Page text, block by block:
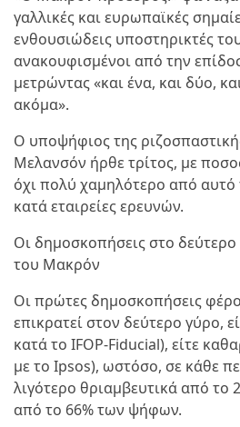
γαλλικές και ευρωπαϊκές
ενθουσιώδεις υποστηρικτές
ανακουφισμένοι από την
μετρώντας «και ένα, και δύο,
ακόμα».
Ο υποψήφιος της
Μελανσόν ήρθε τρίτος, με
όχι πολύ χαμηλότερο από αυτό
κατά εταιρείες ερευνών.
Οι δημοσκοπήσεις στο
του Μακρόν
Οι πρώτες δημοσκοπήσεις
επικρατεί στον δεύτερο γύρο,
κατά το IFOP-Fiducial), είτε
με το Ipsos), ωστόσο, σε κάθε
λιγότερο θριαμβευτικά από το
από το 66% των ψήφων.